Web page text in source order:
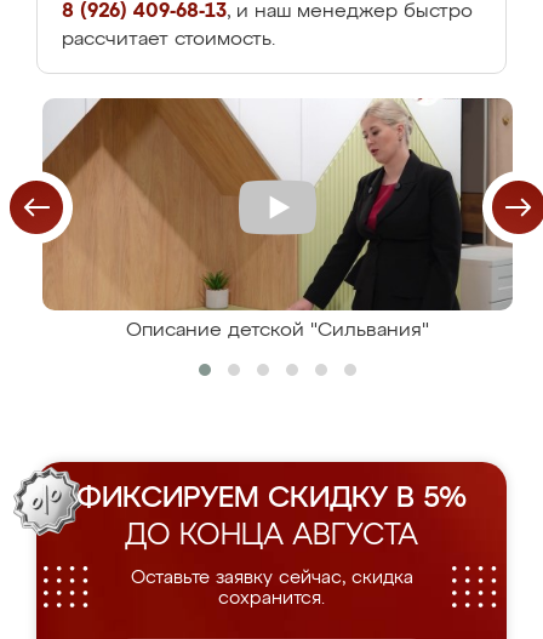
8 (926) 409-68-13, и наш менеджер быстро
рассчитает стоимость.
Описание детской "Сильвания"
ФИКСИРУЕМ СКИДКУ В 5%
ДО КОНЦА АВГУСТА
Оставьте заявку сейчас, скидка
сохранится.